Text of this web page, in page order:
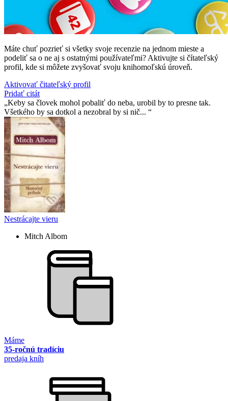
Máte chuť pozrieť si všetky svoje recenzie na jednom mieste a
podeliť sa o ne aj s ostatnými používateľmi? Aktivujte si čítateľský
profil, kde si môžete zvyšovať svoju knihomoľskú úroveň.
Aktivovať čitateľský profil
Pridať citát
Keby sa človek mohol pobaliť do neba, urobil by to presne tak.
Všetkého by sa dotkol a nezobral by si nič...
Nestrácajte vieru
Mitch Albom
Máme
35-ročnú tradíciu
predaja kníh